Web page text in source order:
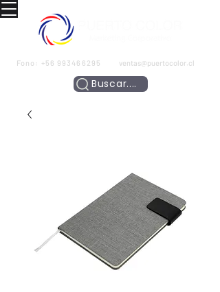
Fono: +56 993466295 ventas@puertocolor.cl
Buscar....